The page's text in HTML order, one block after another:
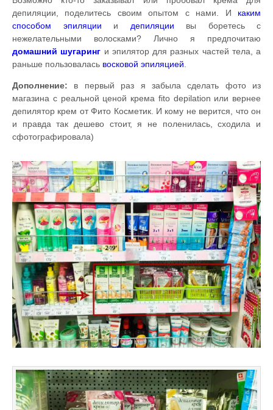
депиляции, поделитесь своим опытом с нами. И каким
способом эпиляции и депиляции вы боретесь с
нежелательными волосками? Лично я предпочитаю
домашний шугаринг и эпилятор для разных частей тела, а
раньше пользовалась восковой эпиляцией.
Дополнение: в первый раз я забыла сделать фото из
магазина с реальной ценой крема fito depilation или вернее
депилятор крем от Фито Косметик. И кому не верится, что он
и правда так дешево стоит, я не поленилась, сходила и
сфотографировала)